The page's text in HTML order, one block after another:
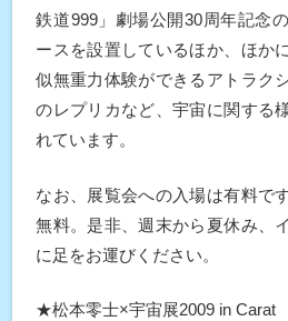
鉄道999」劇場公開30周年記念
ースを設置しているほか、ほか
似無重力体験ができるアトラク
のレプリカなど、宇宙に関する
れています。
なお、展覧会への入場は有料で
無料。是非、週末から夏休み、
に足をお運びください。
★松本零士×宇宙展2009 in Carat